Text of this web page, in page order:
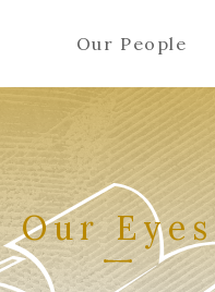
Our People
Our Eyes